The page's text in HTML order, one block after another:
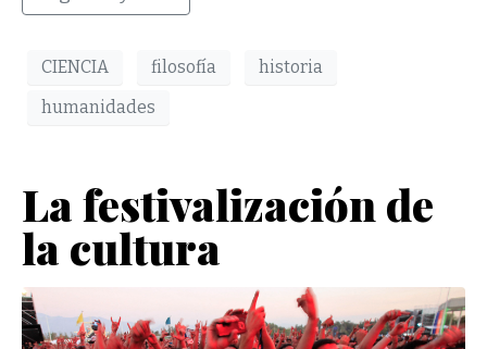
CIENCIA filosofía
historia
humanidades
La festivalización de
la cultura